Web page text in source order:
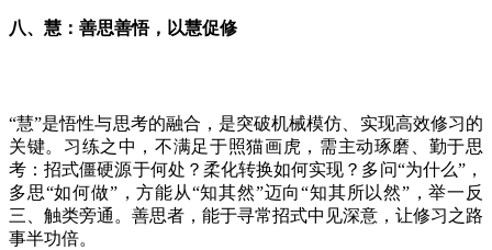
八、慧：善思善悟，以慧促修
“慧”是悟性与思考的融合，是突破机械模仿、实现高效修习的
关键。习练之中，不满足于照猫画虎，需主动琢磨、勤于思
考：招式僵硬源于何处？柔化转换如何实现？多问“为什么”，
多思“如何做”，方能从“知其然”迈向“知其所以然”，举一反
三、触类旁通。善思者，能于寻常招式中见深意，让修习之路
事半功倍。